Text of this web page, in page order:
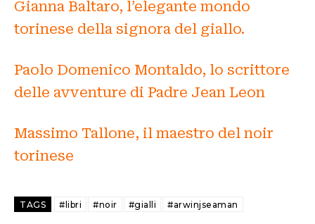
Gianna Baltaro, l’elegante mondo
torinese della signora del giallo.
Paolo Domenico Montaldo, lo scrittore
delle avventure di Padre Jean Leon
Massimo Tallone, il maestro del noir
torinese
TAGS #libri #noir #gialli #arwinjseaman